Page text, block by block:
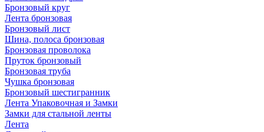
Бронзовый круг
Лента бронзовая
Бронзовый лист
Шина, полоса бронзовая
Бронзовая проволока
Пруток бронзовый
Бронзовая труба
Чушка бронзовая
Бронзовый шестигранник
Лента Упаковочная и Замки
Замки для стальной ленты
Лента